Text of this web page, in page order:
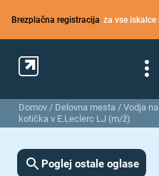
Brezplačna registracija za vse iskalce
Domov / Delovna mesta / Vodja
kotička v E.Leclerc LJ (m/ž)
Poglej ostale oglase